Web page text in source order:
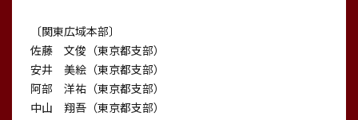
〔関東広域本部〕
佐藤 文俊（東京都支部）
安井 美絵（東京都支部）
阿部 洋祐（東京都支部）
中山 翔吾（東京都支部）